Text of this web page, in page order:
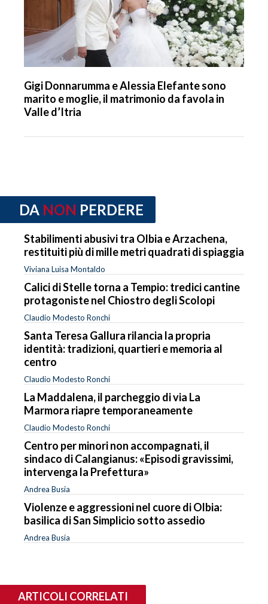
Gigi Donnarumma e Alessia Elefante sono
marito e moglie, il matrimonio da favola in
Valle d’Itria
DA NON PERDERE
Stabilimenti abusivi tra Olbia e Arzachena,
restituiti più di mille metri quadrati di spiaggia
Viviana Luisa Montaldo
Calici di Stelle torna a Tempio: tredici cantine
protagoniste nel Chiostro degli Scolopi
Claudio Modesto Ronchi
Santa Teresa Gallura rilancia la propria
identità: tradizioni, quartieri e memoria al
centro
Claudio Modesto Ronchi
La Maddalena, il parcheggio di via La
Marmora riapre temporaneamente
Claudio Modesto Ronchi
Centro per minori non accompagnati, il
sindaco di Calangianus: «Episodi gravissimi,
intervenga la Prefettura»
Andrea Busia
Violenze e aggressioni nel cuore di Olbia:
basilica di San Simplicio sotto assedio
Andrea Busia
ARTICOLI CORRELATI